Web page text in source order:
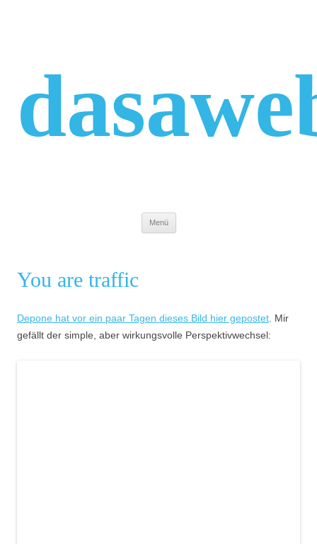
Menü
You are traffic
Depone hat vor ein paar Tagen dieses Bild hier gepostet . Mir
gefällt der simple, aber wirkungsvolle Perspektivwechsel: